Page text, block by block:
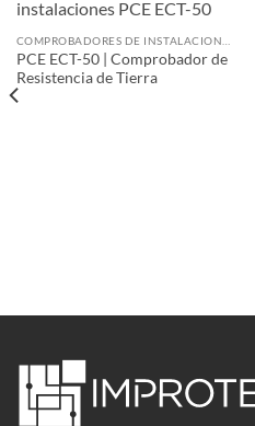
PCE ECT-50 | Comprobador de
Resistencia de Tierra